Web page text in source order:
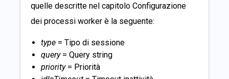
quelle descritte nel capitolo Configurazione
dei processi worker è la seguente:
type = Tipo di sessione
query= Query string
priority= Priorità